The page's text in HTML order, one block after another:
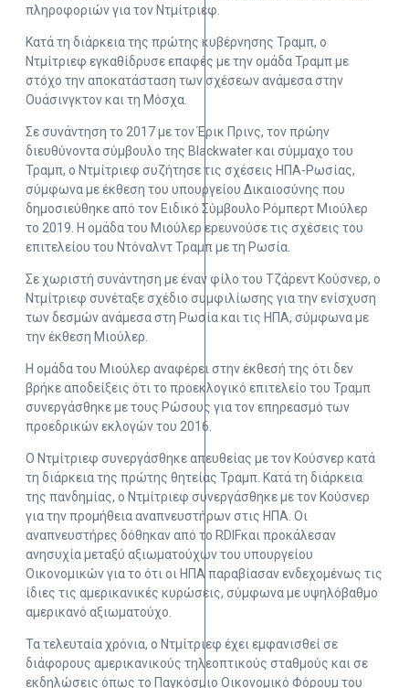
πληροφοριών για τον Ντμίτριεφ.
Κατά τη διάρκεια της πρώτης κυβέρνησης Τραμπ, ο
Ντμίτριεφ εγκαθίδρυσε επαφές με την ομάδα Τραμπ με
στόχο την αποκατάσταση των σχέσεων ανάμεσα στην
Ουάσινγκτον και τη Μόσχα.
Σε συνάντηση το 2017 με τον Έρικ Πρινς, τον πρώην
διευθύνοντα σύμβουλο της Blackwater και σύμμαχο του
Τραμπ, ο Ντμίτριεφ συζήτησε τις σχέσεις ΗΠΑ-Ρωσίας,
σύμφωνα με έκθεση του υπουργείου Δικαιοσύνης που
δημοσιεύθηκε από τον Ειδικό Σύμβουλο Ρόμπερτ Μιούλερ
το 2019. Η ομάδα του Μιούλερ ερευνούσε τις σχέσεις του
επιτελείου του Ντόναλντ Τραμπ με τη Ρωσία.
Σε χωριστή συνάντηση με έναν φίλο του Τζάρεντ Κούσνερ, ο
Ντμίτριεφ συνέταξε σχέδιο συμφιλίωσης για την ενίσχυση
των δεσμών ανάμεσα στη Ρωσία και τις ΗΠΑ, σύμφωνα με
την έκθεση Μιούλερ.
Η ομάδα του Μιούλερ αναφέρει στην έκθεσή της ότι δεν
βρήκε αποδείξεις ότι το προεκλογικό επιτελείο του Τραμπ
συνεργάσθηκε με τους Ρώσους για τον επηρεασμό των
προεδρικών εκλογών του 2016.
Ο Ντμίτριεφ συνεργάσθηκε απευθείας με τον Κούσνερ κατά
τη διάρκεια της πρώτης θητείας Τραμπ. Κατά τη διάρκεια
της πανδημίας, ο Ντμίτριεφ συνεργάσθηκε με τον Κούσνερ
για την προμήθεια αναπνευστήρων στις ΗΠΑ. Οι
αναπνευστήρες δόθηκαν από το RDIFκαι προκάλεσαν
ανησυχία μεταξύ αξιωματούχων του υπουργείου
Οικονομικών για το ότι οι ΗΠΑ παραβίασαν ενδεχομένως τις
ίδιες τις αμερικανικές κυρώσεις, σύμφωνα με υψηλόβαθμο
αμερικανό αξιωματούχο.
Τα τελευταία χρόνια, ο Ντμίτριεφ έχει εμφανισθεί σε
διάφορους αμερικανικούς τηλεοπτικούς σταθμούς και σε
εκδηλώσεις όπως το Παγκόσμιο Οικονομικό Φόρουμ του